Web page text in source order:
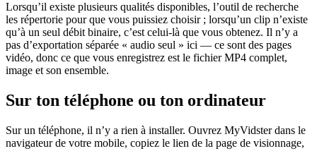
Lorsqu’il existe plusieurs qualités disponibles, l’outil de recherche
les répertorie pour que vous puissiez choisir ; lorsqu’un clip n’existe
qu’à un seul débit binaire, c’est celui-là que vous obtenez. Il n’y a
pas d’exportation séparée « audio seul » ici — ce sont des pages
vidéo, donc ce que vous enregistrez est le fichier MP4 complet,
image et son ensemble.
Sur ton téléphone ou ton ordinateur
Sur un téléphone, il n’y a rien à installer. Ouvrez MyVidster dans le
navigateur de votre mobile, copiez le lien de la page de visionnage,